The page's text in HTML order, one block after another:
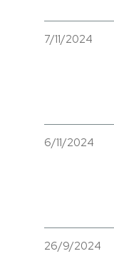
7/11/2024
6/11/2024
26/9/2024